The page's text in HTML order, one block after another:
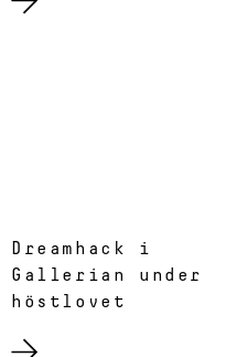
Dreamhack i
Gallerian under
höstlovet